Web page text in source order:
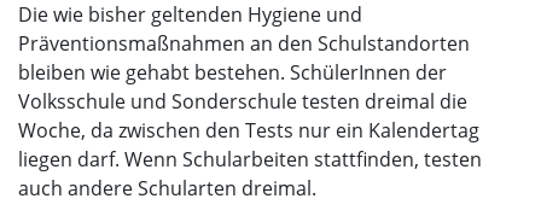
Die wie bisher geltenden Hygiene und
Präventionsmaßnahmen an den Schulstandorten
bleiben wie gehabt bestehen. SchülerInnen der
Volksschule und Sonderschule testen dreimal die
Woche, da zwischen den Tests nur ein Kalendertag
liegen darf. Wenn Schularbeiten stattfinden, testen
auch andere Schularten dreimal.